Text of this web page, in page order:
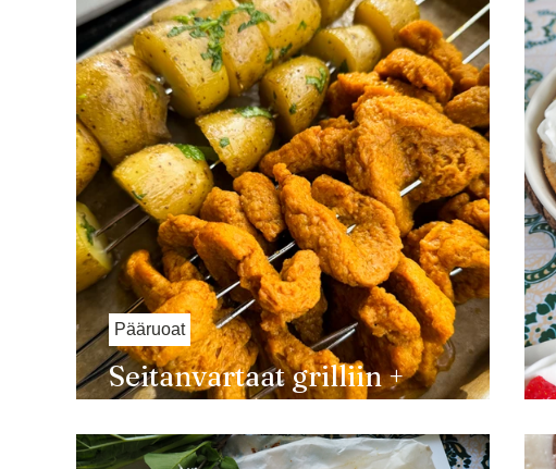
Seitanvartaat grilliin +
currydippi
Pääruoat